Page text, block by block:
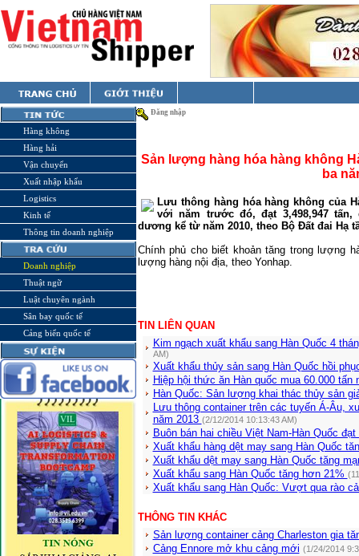
Hàng không
Hàng hải
Vận chuyển
Xuất nhập khẩu
Logistics
Kinh tế
Thông tin doanh nghiệp
Doanh nghiệp
Thuật ngữ
Luật chuyên ngành
Sân bay quốc tế
Cảng biển quốc tế
Đăng nhập
Sản lượng hàng hóa hàng không
ba
Lưu thông hàng hóa hàng không của
với năm trước đó, đạt 3,498,947
dương kể từ năm 2010, theo Bộ Đất đai Hạ
Chính phủ cho biết khoản tăng trong lượng
lượng hàng nội địa, theo Yonhap.
TIN LIÊN QUAN
Kim ngạch xuất khẩu sang Hàn Quốc 4
AM)
Xuất khẩu thủy sản sang Hàn Quốc hồi
Hiệp hội thức ăn Hàn quốc mua 60.000 tấn
Hàn Quốc: Sản lượng khai thác thủy sản
Lưu thông container trên các tuyến Á-Âu,
năm 2013 (2/12/2014 10:13:43 AM)
Buôn bán hai chiều Việt Nam-Hàn Quốc
Xuất khẩu hàng dệt may sang Hàn Quốc
Xuất khẩu dệt may sang Hàn Quốc tăng
Xuất khẩu sang Hàn Quốc tăng hơn 21%
Xuất khẩu sang Hàn Quốc: Vượt qua rào
THÔNG TIN KHÁC
Sản lượng container cảng Charleston gia
Cảng Ennore mở khu cảng mới (1/24/2014